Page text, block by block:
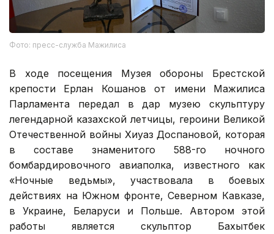
Фото: пресс-служба Мажилиса
В ходе посещения Музея обороны Брестской
крепости Ерлан Кошанов от имени Мажилиса
Парламента передал в дар музею скульптуру
легендарной казахской летчицы, героини Великой
Отечественной войны Хиуаз Доспановой, которая
в составе знаменитого 588-го ночного
бомбардировочного авиаполка, известного как
«Ночные ведьмы», участвовала в боевых
действиях на Южном фронте, Северном Кавказе,
в Украине, Беларуси и Польше. Автором этой
работы является скульптор Бахытбек